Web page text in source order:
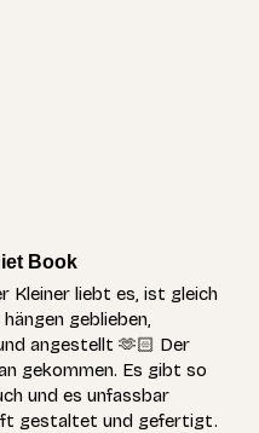
Book
Kleiner liebt es, ist gleich
geblieben,
angestellt 🫶🏻 Der
gekommen. Es gibt so
und es unfassbar
gestaltet und gefertigt.